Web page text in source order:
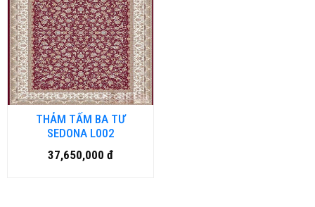
THẢM TẤM BA TƯ
SEDONA L002
37,650,000 đ